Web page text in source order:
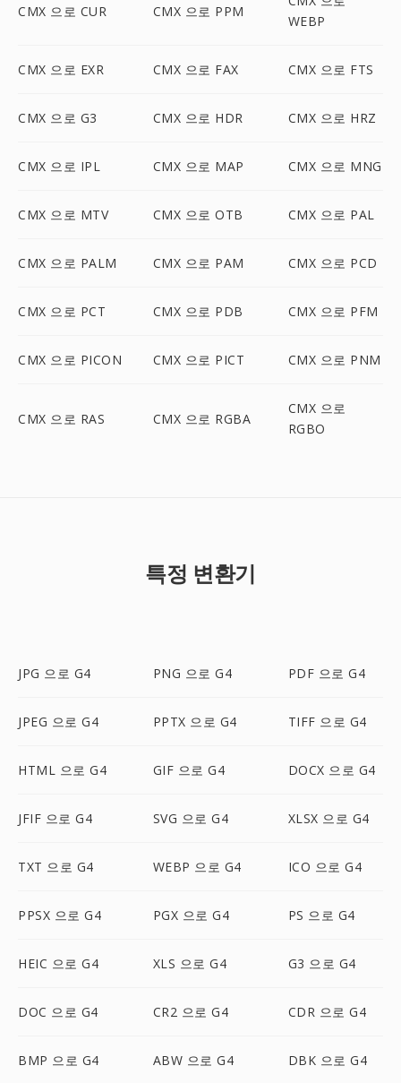
CMX 으로 CUR CMX 으로 PPM
WEBP
CMX 으로 EXR CMX 으로 FAX CMX 으로 FTS
CMX 으로 G3 CMX 으로 HDR CMX 으로 HRZ
CMX 으로 IPL CMX 으로 MAP CMX 으로 MNG
CMX 으로 MTV CMX 으로 OTB CMX 으로 PAL
CMX 으로 PALM CMX 으로 PAM CMX 으로 PCD
CMX 으로 PCT CMX 으로 PDB CMX 으로 PFM
CMX 으로 PICON CMX 으로 PICT CMX 으로 PNM
CMX 으로 RAS CMX 으로 RGBA
CMX 으로
RGBO
특정 변환기
JPG 으로 G4 PNG 으로 G4 PDF 으로 G4
JPEG 으로 G4 PPTX 으로 G4 TIFF 으로 G4
HTML 으로 G4 GIF 으로 G4 DOCX 으로 G4
JFIF 으로 G4 SVG 으로 G4 XLSX 으로 G4
TXT 으로 G4 WEBP 으로 G4 ICO 으로 G4
PPSX 으로 G4 PGX 으로 G4 PS 으로 G4
HEIC 으로 G4 XLS 으로 G4 G3 으로 G4
DOC 으로 G4 CR2 으로 G4 CDR 으로 G4
BMP 으로 G4 ABW 으로 G4 DBK 으로 G4